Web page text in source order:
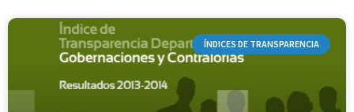
ÍNDICES DE TRANSPARENCIA